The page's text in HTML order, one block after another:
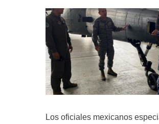
Los oficiales mexicanos